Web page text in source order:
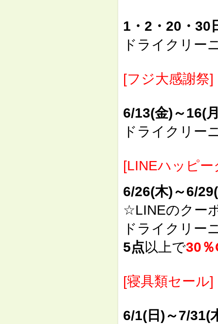
1・2・20・30
ドライクリー
[フジ大感謝祭]
6/13(金)～16(
ドライクリー
[LINEハッピ
6/26(木)～6/
☆LINEのクー
ドライクリー
5点以上で30
[寝具類セール]
6/1(日)～7/31(